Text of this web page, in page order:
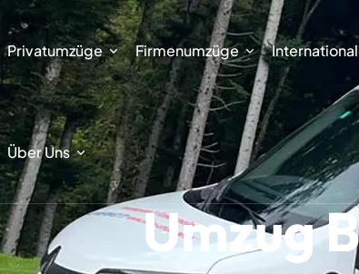
Privatumzüge Firmenumzüge
Über Uns
Umzug